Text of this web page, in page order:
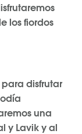
los fiordos
disfrutar
una
y Lavik y al